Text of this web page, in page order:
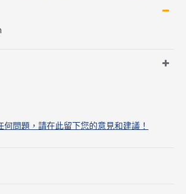
問題，請在此留下您的意見和建議！